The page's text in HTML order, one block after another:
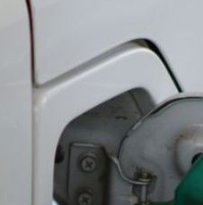
Bajan precios del crudo 4% por
Así comienza un nuevo mes para
Evolución criminal: pasan de
Cambio de tendencias: autos